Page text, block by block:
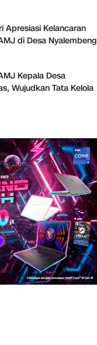
Apresiasi Kelancaran
di Desa Nyalembeng
Kepala Desa
Wujudkan Tata Kelola